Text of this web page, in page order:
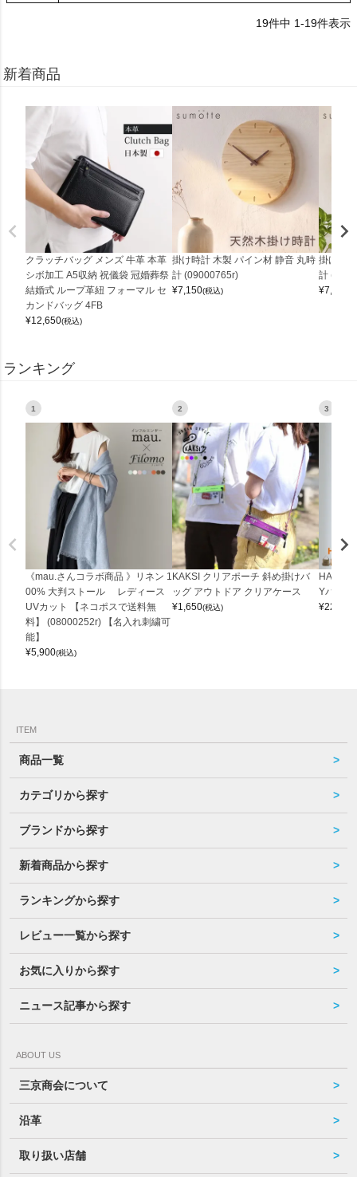
19件中 1-19件表示
新着商品
クラッチバッグ メンズ 牛革 本革
シボ加工 A5収納 祝儀袋 冠婚葬祭
結婚式 ループ革紐 フォーマル セ
カンドバッグ 4FB
¥12,650(税込)
掛け時計 木製 パイン材 静音 丸時
計 (09000765r)
¥7,150(税込)
掛け時
計
¥7,150
ランキング
1
《mau.さんコラボ商品 》リネン 1
00% 大判ストール レディース
UVカット 【ネコポスで送料無
料】 (08000252r) 【名入れ刺繍可
能】
¥5,900(税込)
2
KAKSI クリアポーチ 斜め掛けバ
ッグ アウトドア クリアケース
¥1,650(税込)
3
Yバッグ
¥22,000
ITEM
商品一覧
カテゴリから探す
ブランドから探す
新着商品から探す
ランキングから探す
レビュー一覧から探す
お気に入りから探す
ニュース記事から探す
ABOUT US
三京商会について
沿革
取り扱い店舗